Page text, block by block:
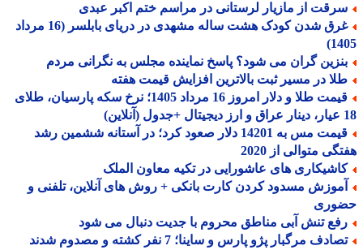
از مازیار لرستانی در مراسم ختم اکبر عبدی
غرق شدن کودک هشت ساله مشهدی در دریای بابلسر (16 مرداد
گران می شود؟ پاسخ نماینده مجلس به نگرانی مردم
در مسیر ثبت بالاترین افزایش قیمت هفته
قیمت طلا و دلار امروز 16 مرداد 1405؛ نرخ سکه پارسیان، طلای
قیمت مس به 14201 دلار صعود کرد؛ در آستانه ششمین رشد
متوالی از 2020
های عاشورایی در تکیه معاون الملک
مسدود کردن کارت بانکی + روش های آنلاین، تلفنی و
تنش آبی مناطق محروم با جدیت دنبال می شود
مرگبار پژو پارس و ساینا؛ 7 نفر کشته و مصدوم شدند